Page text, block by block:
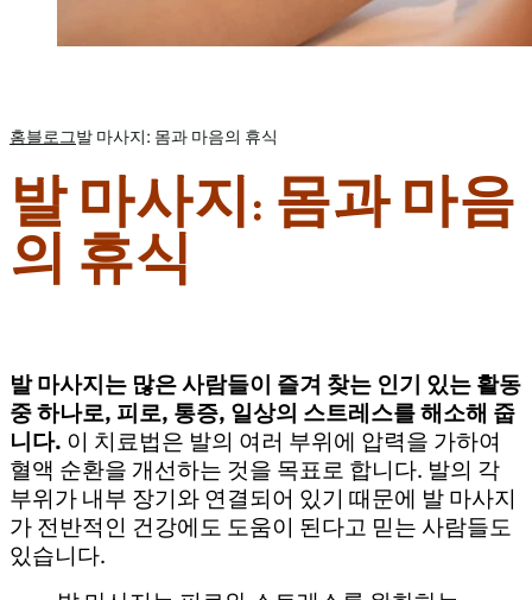
홈블로그발 마사지: 몸과 마음의 휴식
발 마사지: 몸과 마음
의 휴식
발 마사지는 많은 사람들이 즐겨 찾는 인기 있는 활동
중 하나로, 피로, 통증, 일상의 스트레스를 해소해 줍
니다. 이 치료법은 발의 여러 부위에 압력을 가하여
혈액 순환을 개선하는 것을 목표로 합니다. 발의 각
부위가 내부 장기와 연결되어 있기 때문에 발 마사지
가 전반적인 건강에도 도움이 된다고 믿는 사람들도
있습니다.